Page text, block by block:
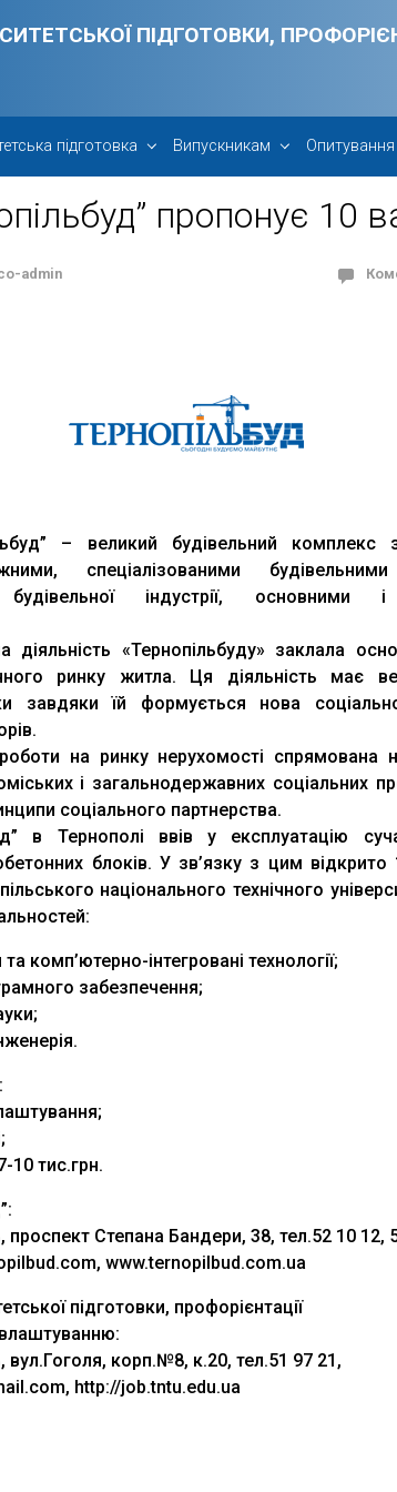
ПІДГОТОВКИ,
підготовка Випускникам Опитування
пропонує 10
admin
– великий будівельний комплекс з
спеціалізованими
будівельної індустрії, основними
діяльність «Тернопільбуду» заклала
ринку житла. Ця діяльність має
завдяки їй формується нова
роботи на ринку нерухомості спрямована
і загальнодержавних соціальних
соціального партнерства.
в Тернополі ввів у експлуатацію
блоків. У зв’язку з цим відкрито
національного технічного
комп’ютерно-інтегровані технології;
забезпечення;
10 тис.грн.
проспект Степана Бандери, 38, тел.52 10 12,
www.ternopilbud.com.ua
підготовки, профорієнтації
вул.Гоголя, корп.№8, к.20, тел.51 97 21,
http://job.tntu.edu.ua